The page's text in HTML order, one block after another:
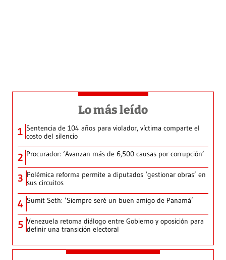
Lo más leído
1 Sentencia de 104 años para violador, víctima comparte el
costo del silencio
2 Procurador: ‘Avanzan más de 6,500 causas por corrupción’
3 Polémica reforma permite a diputados ‘gestionar obras’ en
sus circuitos
4 Sumit Seth: ‘Siempre seré un buen amigo de Panamá’
5 Venezuela retoma diálogo entre Gobierno y oposición para
definir una transición electoral